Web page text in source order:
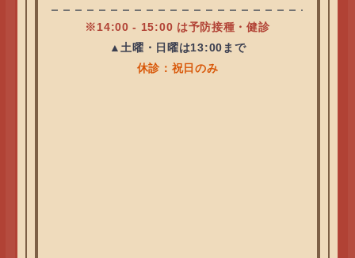
※14:00 - 15:00 は予防接種・健診
▲土曜・日曜は13:00まで
休診：祝日のみ